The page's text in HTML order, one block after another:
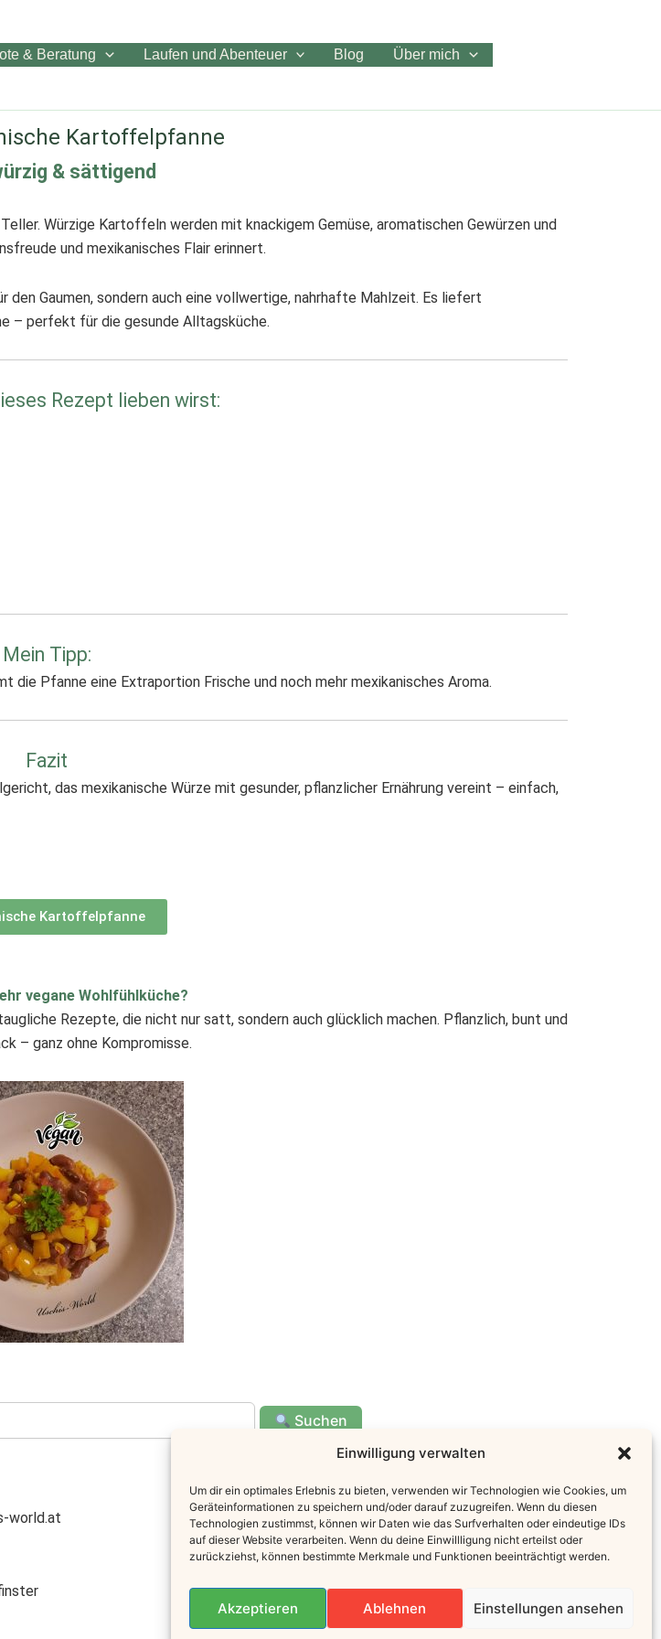
Einwilligung verwalten
Um dir ein optimales Erlebnis zu bieten, verwenden wir Technologien wie Cookies, um
Geräteinformationen zu speichern und/oder darauf zuzugreifen. Wenn du diesen
Technologien zustimmst, können wir Daten wie das Surfverhalten oder eindeutige IDs
auf dieser Website verarbeiten. Wenn du deine Einwillligung nicht erteilst oder
zurückziehst, können bestimmte Merkmale und Funktionen beeinträchtigt werden.
Akzeptieren Ablehnen Einstellungen ansehen
& Beratung Laufen und Abenteuer Blog Über mich
Kartoffelpfanne
& sättigend
Würzige Kartoffeln werden mit knackigem Gemüse, aromatischen Gewürzen und
und mexikanisches Flair erinnert.
Gaumen, sondern auch eine vollwertige, nahrhafte Mahlzeit. Es liefert
– perfekt für die gesunde Alltagsküche.
Rezept lieben wirst:
Mein Tipp:
Pfanne eine Extraportion Frische und noch mehr mexikanisches Aroma.
Fazit
das mexikanische Würze mit gesunder, pflanzlicher Ernährung vereint – einfach,
Kartoffelpfanne
vegane Wohlfühlküche?
Rezepte, die nicht nur satt, sondern auch glücklich machen. Pflanzlich, bunt und
– ganz ohne Kompromisse.
Suchen
world.at
„Hol dir Inspiration für Alltag & Küche –
Hier eintragen
© 2025 Uschis World
[Datenschutz